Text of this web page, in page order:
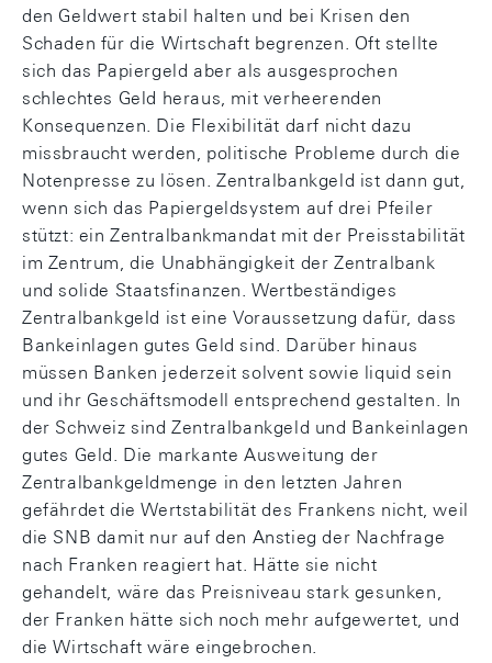
den Geldwert stabil halten und bei Krisen den
Schaden für die Wirtschaft begrenzen. Oft stellte
sich das Papiergeld aber als ausgesprochen
schlechtes Geld heraus, mit verheerenden
Konsequenzen. Die Flexibilität darf nicht dazu
missbraucht werden, politische Probleme durch die
Notenpresse zu lösen. Zentralbankgeld ist dann gut,
wenn sich das Papiergeldsystem auf drei Pfeiler
stützt: ein Zentralbankmandat mit der Preisstabilität
im Zentrum, die Unabhängigkeit der Zentralbank
und solide Staatsfinanzen. Wertbeständiges
Zentralbankgeld ist eine Voraussetzung dafür, dass
Bankeinlagen gutes Geld sind. Darüber hinaus
müssen Banken jederzeit solvent sowie liquid sein
und ihr Geschäftsmodell entsprechend gestalten. In
der Schweiz sind Zentralbankgeld und Bankeinlagen
gutes Geld. Die markante Ausweitung der
Zentralbankgeldmenge in den letzten Jahren
gefährdet die Wertstabilität des Frankens nicht, weil
die SNB damit nur auf den Anstieg der Nachfrage
nach Franken reagiert hat. Hätte sie nicht
gehandelt, wäre das Preisniveau stark gesunken,
der Franken hätte sich noch mehr aufgewertet, und
die Wirtschaft wäre eingebrochen.